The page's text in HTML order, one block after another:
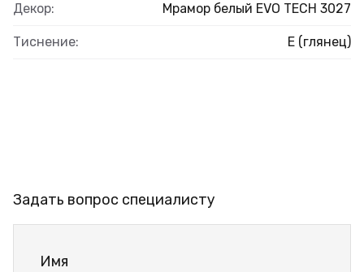
Декор: Мрамор белый EVO TECH 3027
Тиснение: E (глянец)
Задать вопрос специалисту
Имя